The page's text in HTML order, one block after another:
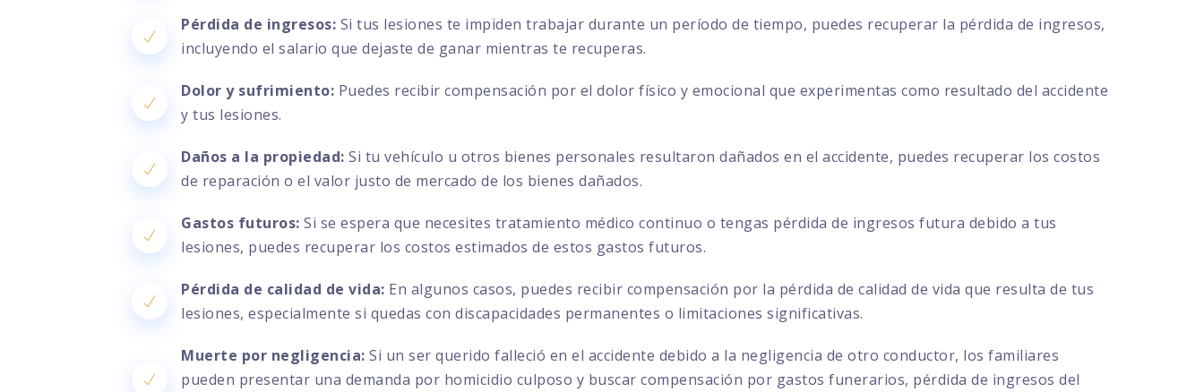
Pérdida de ingresos: Si tus lesiones te impiden trabajar durante un período de tiempo, puedes recuperar la pérdida de ingresos,
incluyendo el salario que dejaste de ganar mientras te recuperas.
Dolor y sufrimiento: Puedes recibir compensación por el dolor físico y emocional que experimentas como resultado del accidente
y tus lesiones.
Daños a la propiedad: Si tu vehículo u otros bienes personales resultaron dañados en el accidente, puedes recuperar los costos
de reparación o el valor justo de mercado de los bienes dañados.
Gastos futuros: Si se espera que necesites tratamiento médico continuo o tengas pérdida de ingresos futura debido a tus
lesiones, puedes recuperar los costos estimados de estos gastos futuros.
Pérdida de calidad de vida: En algunos casos, puedes recibir compensación por la pérdida de calidad de vida que resulta de tus
lesiones, especialmente si quedas con discapacidades permanentes o limitaciones significativas.
Muerte por negligencia: Si un ser querido falleció en el accidente debido a la negligencia de otro conductor, los familiares
pueden presentar una demanda por homicidio culposo y buscar compensación por gastos funerarios, pérdida de ingresos del